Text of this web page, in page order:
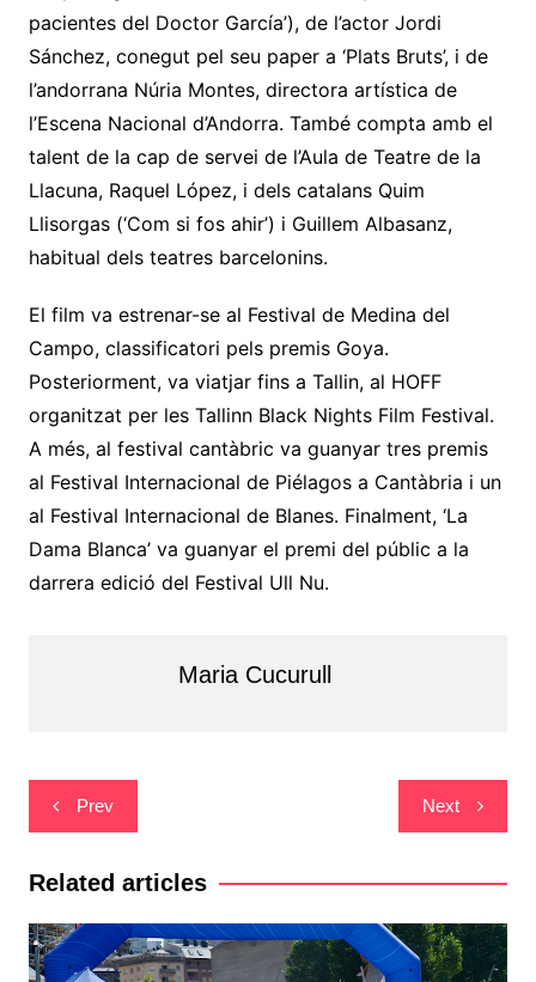
pacientes del Doctor García’), de l’actor Jordi
Sánchez, conegut pel seu paper a ‘Plats Bruts’, i de
l’andorrana Núria Montes, directora artística de
l’Escena Nacional d’Andorra. També compta amb el
talent de la cap de servei de l’Aula de Teatre de la
Llacuna, Raquel López, i dels catalans Quim
Llisorgas (‘Com si fos ahir’) i Guillem Albasanz,
habitual dels teatres barcelonins.
El film va estrenar-se al Festival de Medina del
Campo, classificatori pels premis Goya.
Posteriorment, va viatjar fins a Tallin, al HOFF
organitzat per les Tallinn Black Nights Film Festival.
A més, al festival cantàbric va guanyar tres premis
al Festival Internacional de Piélagos a Cantàbria i un
al Festival Internacional de Blanes. Finalment, ‘La
Dama Blanca’ va guanyar el premi del públic a la
darrera edició del Festival Ull Nu.
Maria Cucurull
Navegació
d'entrades
Prev Next
Related articles